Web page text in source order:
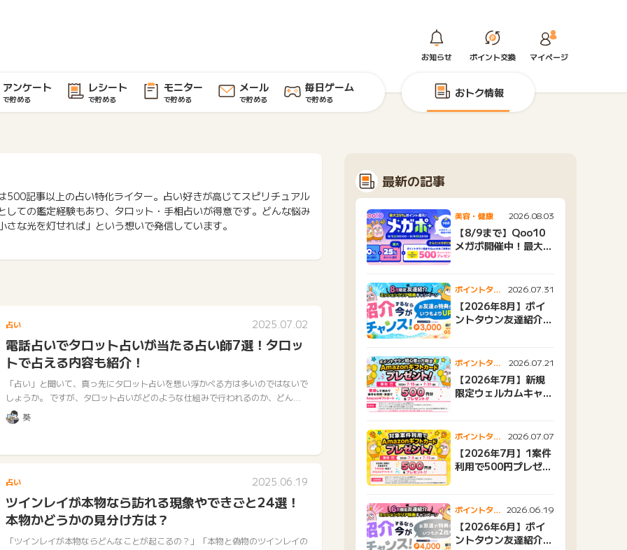
お知らせ ポイント交換 マイページ
アンケート
で貯める
レシート
で貯める
モニター
で貯める
メール
で貯める
毎日ゲーム
で貯める おトク情報
500記事以上の占い特化ライター。占い好きが高じてスピリチュアル
しての鑑定経験もあり、タロット・手相占いが得意です。どんな悩み
な光を灯せれば」という想いで発信しています。
占い 2025.07.02
電話占いでタロット占いが当たる占い師7選！タロッ
トで占える内容も紹介！
「占い」と聞いて、真っ先にタロット占いを思い浮かべる方は多いのではないで
しょうか。 ですが、タロット占いがどのような仕組みで行われるのか、どんな
悩みに対応できるのか、詳しく知っている方は意外と少ないかもしれません。
この…
葵
占い 2025.06.19
ツインレイが本物なら訪れる現象やできごと24選！
本物かどうかの見分け方は？
「ツインレイが本物ならどんなことが起こるの？」「本物と偽物のツインレイの
最新の記事
美容・健康 2026.08.03
【8/9まで】Qoo10
メガポ開催中！最大
ポイントタウ
ンニュース
2026.07.31
【2026年8月】ポイ
ントタウン友達紹介キ
ポイントタウ
ンニュース
2026.07.21
【2026年7月】新規
限定ウェルカムキャン
ポイントタウ
ンニュース
2026.07.07
【2026年7月】1案件
利用で500円プレゼン
ポイントタウ
ンニュース
2026.06.19
【2026年6月】ポイ
ントタウン友達紹介キ